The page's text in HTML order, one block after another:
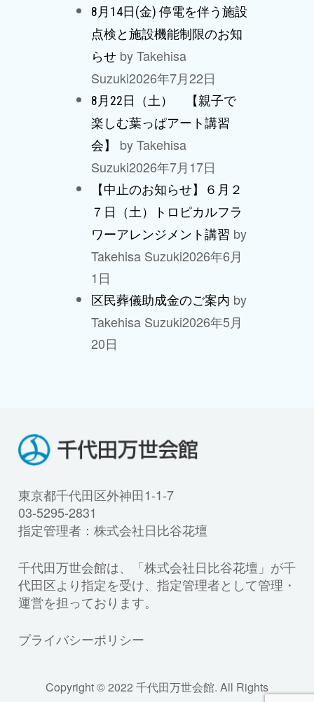
8月14日(金) 停電を伴う施設
点検と施設機能制限のお知
らせ by Takehisa
Suzuki2026年7月22日
8月22日（土） 【親子で
楽しむ葉っぱアート講習
会】
by Takehisa
Suzuki2026年7月17日
【中止のお知らせ】６月２
７日（土）トロピカルフラ
ワーアレンジメント講習 by
Takehisa Suzuki2026年6月
1日
区民葬儀助成金のご案内 by
Takehisa Suzuki2026年5月
20日
東京都千代田区外神田1-1-7
03-5295-2831
指定管理者：株式会社日比谷花壇
千代田万世会館は、「株式会社日比谷花壇」が千
代田区より指定を受け、指定管理者として管理・
運営を担っております。
プライバシーポリシー
Copyright © 2022 千代田万世会館. All Rights